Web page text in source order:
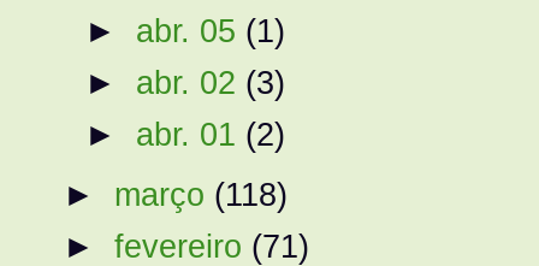
► abr. 05 (1)
► abr. 02 (3)
► abr. 01 (2)
► março (118)
►fevereiro (71)